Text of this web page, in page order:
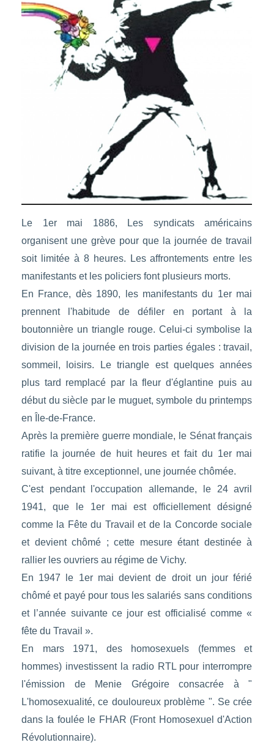
Le 1er mai 1886, Les syndicats américains
organisent une grève pour que la journée de travail
soit limitée à 8 heures. Les affrontements entre les
manifestants et les policiers font plusieurs morts.
En France, dès 1890, les manifestants du 1er mai
prennent l'habitude de défiler en portant à la
boutonnière un triangle rouge. Celui-ci symbolise la
division de la journée en trois parties égales : travail,
sommeil, loisirs. Le triangle est quelques années
plus tard remplacé par la fleur d'églantine puis au
début du siècle par le muguet, symbole du printemps
en Île-de-France.
Après la première guerre mondiale, le Sénat français
ratifie la journée de huit heures et fait du 1er mai
suivant, à titre exceptionnel, une journée chômée.
C'est pendant l'occupation allemande, le 24 avril
1941, que le 1er mai est officiellement désigné
comme la Fête du Travail et de la Concorde sociale
et devient chômé ; cette mesure étant destinée à
rallier les ouvriers au régime de Vichy.
En 1947 le 1er mai devient de droit un jour férié
chômé et payé pour tous les salariés sans conditions
et l’année suivante ce jour est officialisé comme «
fête du Travail ».
En mars 1971, des homosexuels (femmes et
hommes) investissent la radio RTL pour interrompre
l'émission de Menie Grégoire consacrée à "
L'homosexualité, ce douloureux problème ". Se crée
dans la foulée le FHAR (Front Homosexuel d'Action
Révolutionnaire).